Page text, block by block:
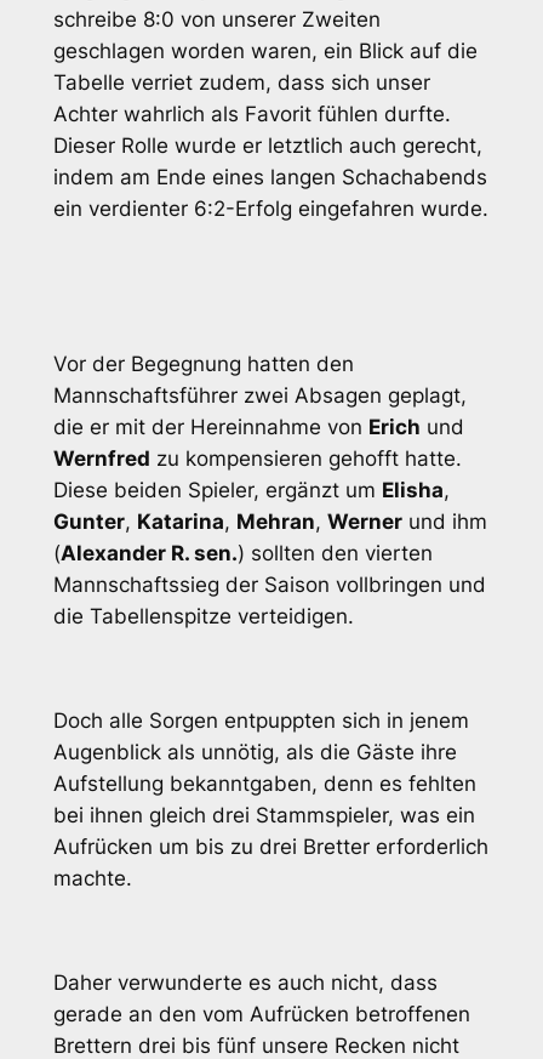
schreibe 8:0 von unserer Zweiten
geschlagen worden waren, ein Blick auf die
Tabelle verriet zudem, dass sich unser
Achter wahrlich als Favorit fühlen durfte.
Dieser Rolle wurde er letztlich auch gerecht,
indem am Ende eines langen Schachabends
ein verdienter 6:2-Erfolg eingefahren wurde.
Vor der Begegnung hatten den
Mannschaftsführer zwei Absagen geplagt,
die er mit der Hereinnahme von Erich und
Wernfred zu kompensieren gehofft hatte.
Diese beiden Spieler, ergänzt um Elisha,
Gunter, Katarina, Mehran, Wernerund ihm
(Alexander R. sen.) sollten den vierten
Mannschaftssieg der Saison vollbringen und
die Tabellenspitze verteidigen.
Doch alle Sorgen entpuppten sich in jenem
Augenblick als unnötig, als die Gäste ihre
Aufstellung bekanntgaben, denn es fehlten
bei ihnen gleich drei Stammspieler, was ein
Aufrücken um bis zu drei Bretter erforderlich
machte.
Daher verwunderte es auch nicht, dass
gerade an den vom Aufrücken betroffenen
Brettern drei bis fünf unsere Recken nicht